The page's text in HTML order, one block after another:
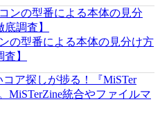
の型番による本体の見分け方
】